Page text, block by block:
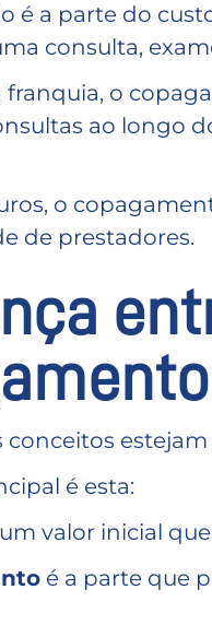
é a parte do
consulta,
o
ao longo
o
de prestadores.
conceitos
é esta:
valor inicial
é a parte que